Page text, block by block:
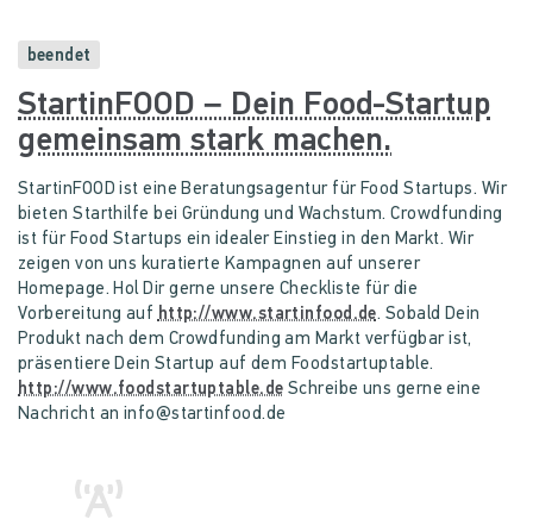
beendet
StartinFOOD – Dein Food-Startup
gemeinsam stark machen.
StartinFOOD ist eine Beratungsagentur für Food Startups. Wir
bieten Starthilfe bei Gründung und Wachstum. Crowdfunding
ist für Food Startups ein idealer Einstieg in den Markt. Wir
zeigen von uns kuratierte Kampagnen auf unserer
Homepage. Hol Dir gerne unsere Checkliste für die
Vorbereitung auf
. Sobald Dein
Produkt nach dem Crowdfunding am Markt verfügbar ist,
präsentiere Dein Startup auf dem Foodstartuptable.
Schreibe uns gerne eine
Nachricht an info@startinfood.de